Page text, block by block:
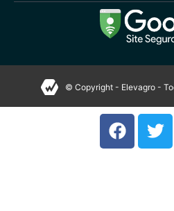
© Copyright - Elevagro -